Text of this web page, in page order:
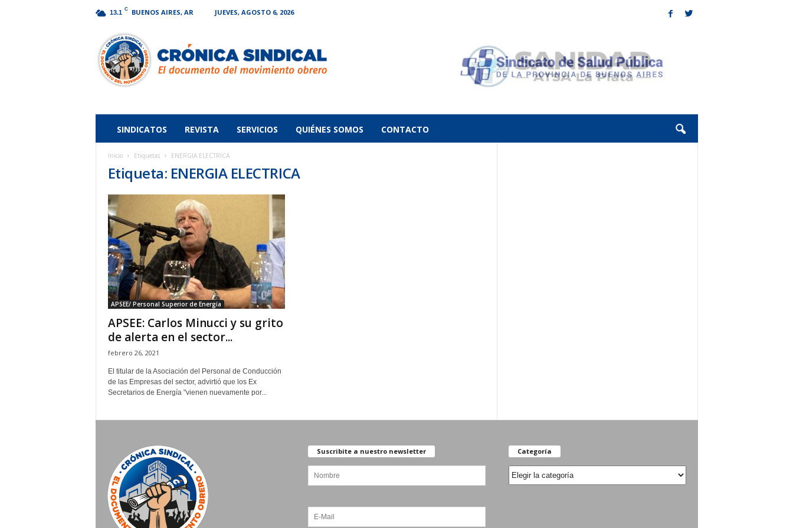
13.1 C BUENOS AIRES, AR JUEVES, AGOSTO 6, 2026
Sindical
SINDICATOS REVISTA SERVICIOS QUIÉNES SOMOS CONTACTO
Inicio Etiquetas ENERGIA ELECTRICA
Etiqueta: ENERGIA ELECTRICA
APSEE/ Personal Superior de Energía
APSEE: Carlos Minucci y su grito
de alerta en el sector...
febrero 26, 2021
El titular de la Asociación del Personal de Conducción
de las Empresas del sector, advirtió que los Ex
Secretarios de Energía "vienen nuevamente por...
Suscribite a nuestro newsletter Categoría
Categoría